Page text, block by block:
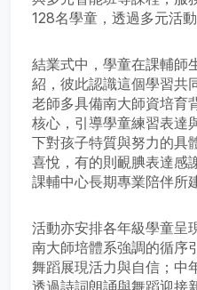
128名學童，透過多元活動
結業式中，學童在課輔師
紹，彼此認識這個學習共
老師多具備南大師資培育
核心，引導學童練習表達
下對孩子特質與努力的具
喜悅，有的則靦腆表達感
課輔中心長期專業陪伴所
活動亦安排各年級學童呈
南大師培體系強調的循序
舞蹈展現活力與自信；中
透過詩詞朗誦與舞蹈迎接